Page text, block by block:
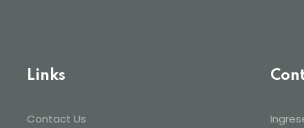
Links
Contact Us
Sign in